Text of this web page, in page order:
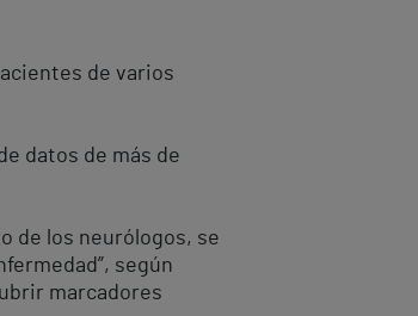
de varios
datos de más de
de los neurólogos, se
según
marcadores